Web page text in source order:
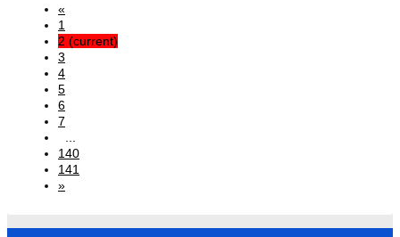
«
1
2 (current)
3
4
5
6
7
140
141
»